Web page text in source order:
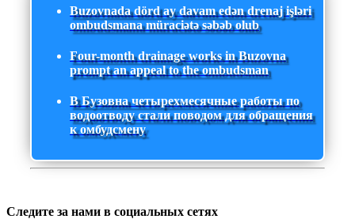
Buzovnada dörd ay davam edən drenaj işləri
ombudsmana müraciətə səbəb olub
Four-month drainage works in Buzovna
prompt an appeal to the ombudsman
В Бузовна четырехмесячные работы по
водоотводу стали поводом для обращения
к омбудсмену
Следите за нами в социальных сетях